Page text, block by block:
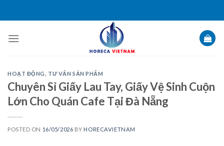
to
HOẠT ĐỘNG TƯ VẤN SẢN PHẨM
Chuyên Sỉ Giấy Lau Tay, Giấy Vệ Sinh Cuộn
Lớn Cho Quán Cafe Tại Đà Nẵng
POSTED ON 16/05/2026 BY HORECAVIETNAM